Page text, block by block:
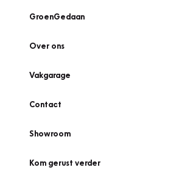
GroenGedaan
Over ons
Vakgarage
Contact
Showroom
Kom gerust verder